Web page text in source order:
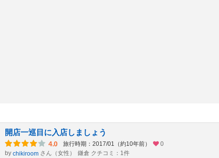
開店一巡目に入店しましょう
4.0 旅行時期：2017/01（約10年前）
0
by chikiroom さん（女性） 鎌倉 クチコミ：1件